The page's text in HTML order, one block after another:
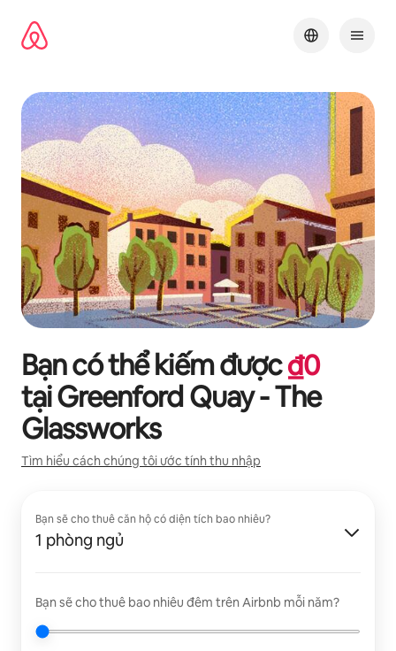
Bạn có thể kiếm được₫0
tạiGreenford Quay - The
Glassworks
Tìm hiểu cách chúng tôi ước tính thu nhập
Bạn sẽ cho thuê căn hộ có diện tích bao nhiêu?
1 phòng ngủ
Bạn sẽ cho thuê bao nhiêu đêm trên Airbnb mỗi năm?